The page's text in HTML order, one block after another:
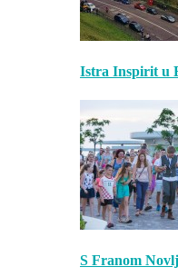
Istra Inspirit u
S Franom